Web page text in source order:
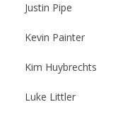
Justin Pipe
Kevin Painter
Kim Huybrechts
Luke Littler